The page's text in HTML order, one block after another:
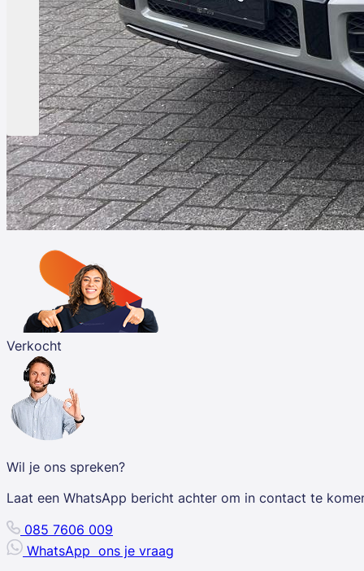
Verkocht
Wil je ons spreken?
Laat een WhatsApp bericht achter om in contact te
085 7606 009
WhatsApp ons je vraag